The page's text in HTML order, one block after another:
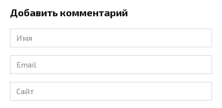
Добавить комментарий
Имя
*
Email
*
Сайт